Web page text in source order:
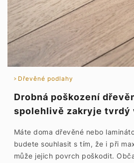
Dřevěné podlahy
Drobná poškození
spolehlivě zakryje tvrdý
Máte doma dřevěné nebo
budete souhlasit s tím, že i při
může jejich povrch poškodit.